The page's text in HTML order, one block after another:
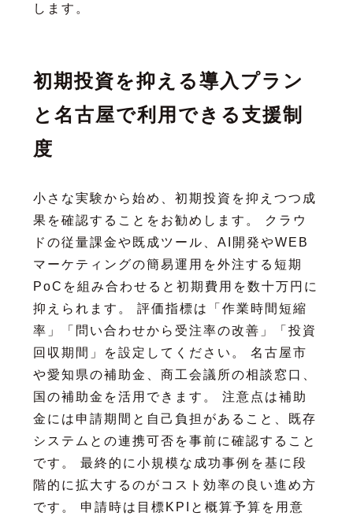
します。
初期投資を抑える導入プラン
と名古屋で利用できる支援制
度
小さな実験から始め、初期投資を抑えつつ成
果を確認することをお勧めします。 クラウ
ドの従量課金や既成ツール、AI開発やWEB
マーケティングの簡易運用を外注する短期
PoCを組み合わせると初期費用を数十万円に
抑えられます。 評価指標は「作業時間短縮
率」「問い合わせから受注率の改善」「投資
回収期間」を設定してください。 名古屋市
や愛知県の補助金、商工会議所の相談窓口、
国の補助金を活用できます。 注意点は補助
金には申請期間と自己負担があること、既存
システムとの連携可否を事前に確認すること
です。 最終的に小規模な成功事例を基に段
階的に拡大するのがコスト効率の良い進め方
です。 申請時は目標KPIと概算予算を用意